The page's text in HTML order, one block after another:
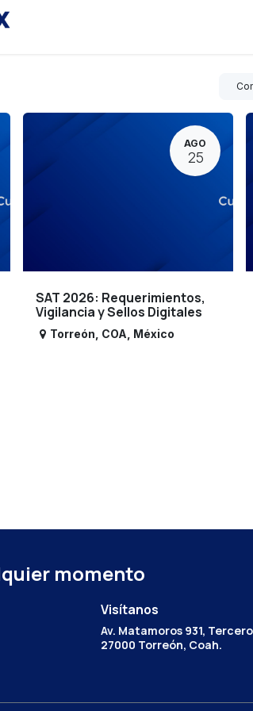
AGO
25
SAT 2026: Requerimientos,
Vigilancia y Sellos Digitales
Torreón COA México
momento
Visítanos
Av. Matamoros 931,
27000 Torreón, Coah.